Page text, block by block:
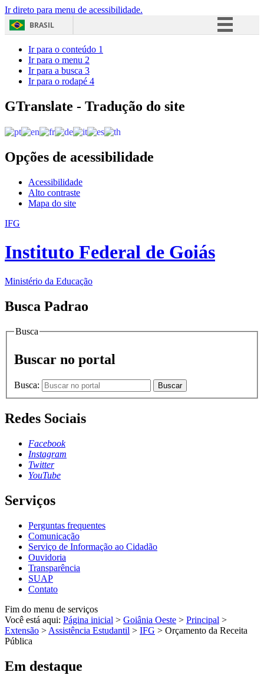
Ir direto para menu de acessibilidade.
BRASIL
Acesso à informação
Ir para o conteúdo 1
Ir para o menu 2
Ir para a busca 3
Ir para o rodapé 4
GTranslate - Tradução do site
Opções de acessibilidade
Acessibilidade
Alto contraste
Mapa do site
IFG
Instituto Federal de Goiás
Ministério da Educação
Busca Padrao
Busca
Buscar no portal
Busca: Buscar
Redes Sociais
Facebook
Instagram
Twitter
YouTube
Serviços
Perguntas frequentes
Comunicação
Serviço de Informação ao Cidadão
Ouvidoria
Transparência
SUAP
Contato
Fim do menu de serviços
Você está aqui: Página inicial > Goiânia Oeste > Principal >
Extensão > Assistência Estudantil > IFG > Orçamento da Receita
Pública
Em destaque